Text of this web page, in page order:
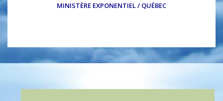
MINISTÈRE EXPONENTIEL / QUÉBEC